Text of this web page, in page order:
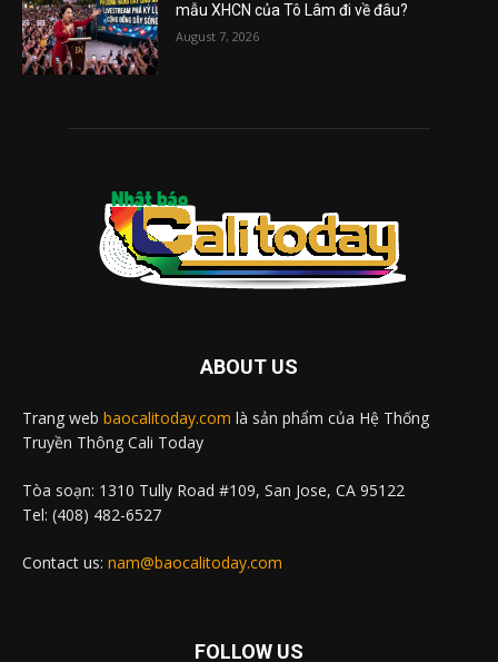
mẫu XHCN của Tô Lâm đi về đâu?
August 7, 2026
ABOUT US
Trang web baocalitoday.com là sản phẩm của Hệ Thống
Truyền Thông Cali Today
Tòa soạn: 1310 Tully Road #109, San Jose, CA 95122
Tel: (408) 482-6527
Contact us: nam@baocalitoday.com
FOLLOW US